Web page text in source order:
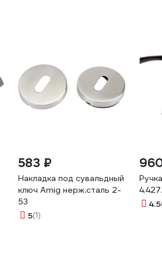
583 ₽
Накладка под сувальдный
ключ Amig нерж.сталь 2-
53
5(1)
4.5